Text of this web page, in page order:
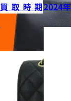
買取時期2024